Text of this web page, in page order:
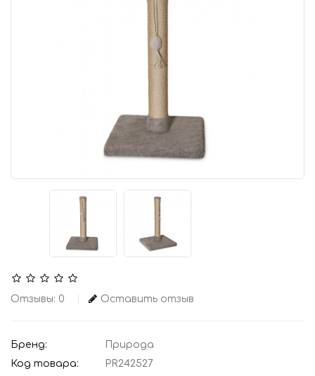
Отзывы: 0 Оставить отзыв
Бренд:
Природа
Код товара:
PR242527